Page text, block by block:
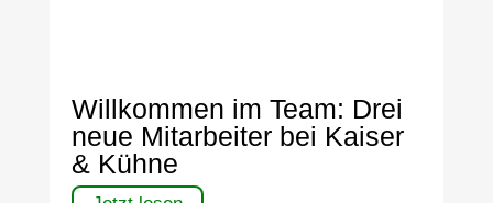
Willkommen im Team: Drei
neue Mitarbeiter bei Kaiser
& Kühne